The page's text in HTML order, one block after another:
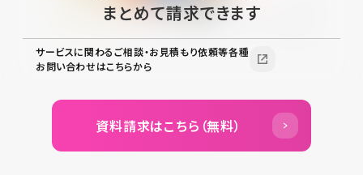
まとめて請求できます
サービスに関わるご相談・お見積もり依頼等各種
お問い合わせはこちらから
資料請求はこちら（無料）